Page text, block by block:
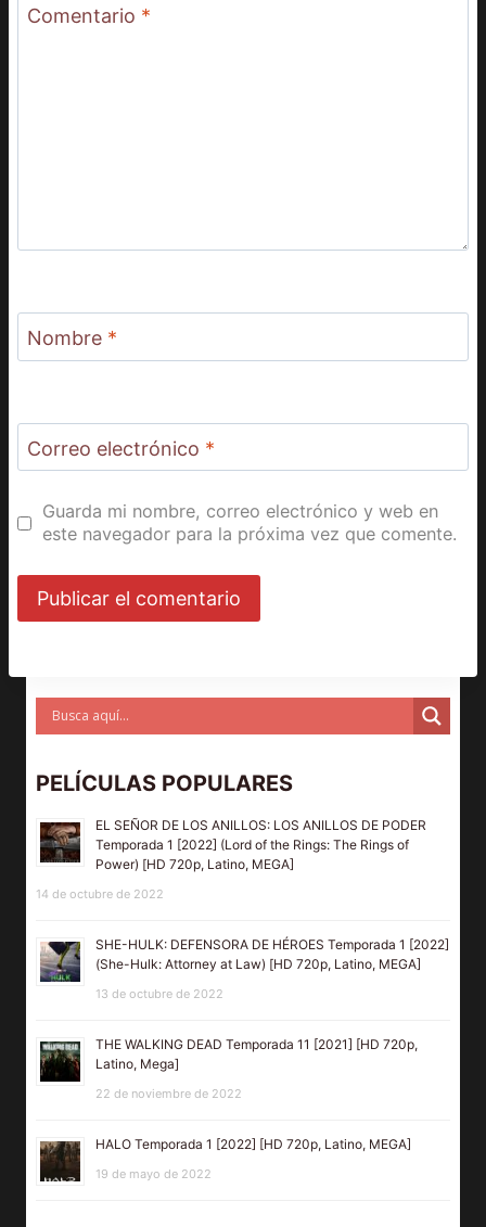
Comentario *
Nombre *
Correo electrónico *
Guarda mi nombre, correo electrónico y web en
este navegador para la próxima vez que comente.
PELÍCULAS POPULARES
EL SEÑOR DE LOS ANILLOS: LOS ANILLOS DE PODER
Temporada 1 [2022] (Lord of the Rings: The Rings of
Power) [HD 720p, Latino, MEGA]
14 de octubre de 2022
SHE-HULK: DEFENSORA DE HÉROES Temporada 1 [2022]
(She-Hulk: Attorney at Law) [HD 720p, Latino, MEGA]
13 de octubre de 2022
THE WALKING DEAD Temporada 11 [2021] [HD 720p,
Latino, Mega]
22 de noviembre de 2022
HALO Temporada 1 [2022] [HD 720p, Latino, MEGA]
19 de mayo de 2022